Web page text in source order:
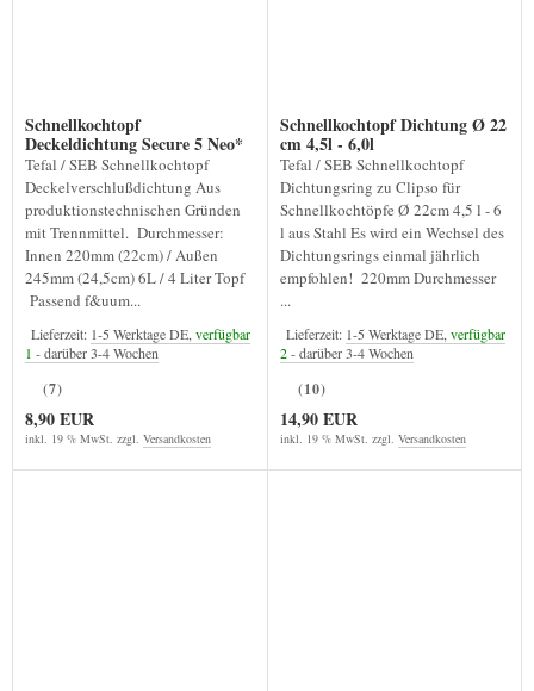
Schnellkochtopf
Deckeldichtung Secure 5 Neo*
Tefal / SEB Schnellkochtopf
Deckelverschlußdichtung Aus
produktionstechnischen Gründen
mit Trennmittel. Durchmesser:
Innen 220mm (22cm) / Außen
245mm (24,5cm) 6L / 4 Liter Topf
Passend f&uum...
Lieferzeit: 1-5 Werktage DE, verfügbar
1 - darüber 3-4 Wochen
(7)
8,90 EUR
inkl. 19 % MwSt. zzgl. Versandkosten
Schnellkochtopf Dichtung Ø 22
cm 4,5l - 6,0l
Tefal / SEB Schnellkochtopf
Dichtungsring zu Clipso für
Schnellkochtöpfe Ø 22cm 4,5 l - 6
l aus Stahl Es wird ein Wechsel des
Dichtungsrings einmal jährlich
empfohlen! 220mm Durchmesser
...
Lieferzeit: 1-5 Werktage DE, verfügbar
2- darüber 3-4 Wochen
(10)
14,90 EUR
inkl. 19 % MwSt. zzgl. Versandkosten